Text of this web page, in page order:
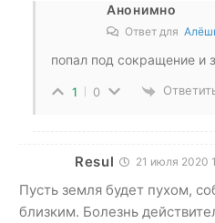
Анонимно
Ответ для
попал под сокращение и
1 0
Resul 21 июля 2020
Пусть земля будет пухом,
близким. Болезнь